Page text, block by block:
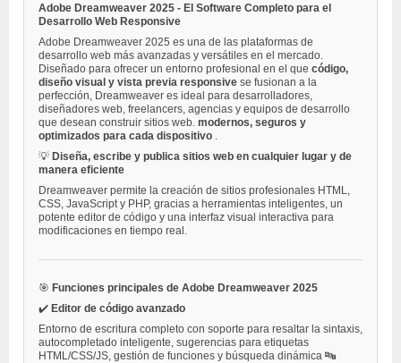
Adobe Dreamweaver 2025 - El Software Completo para el
Desarrollo Web Responsive
Adobe Dreamweaver 2025 es una de las plataformas de
desarrollo web más avanzadas y versátiles en el mercado.
Diseñado para ofrecer un entorno profesional en el que código,
diseño visual y vista previa responsive se fusionan a la
perfección, Dreamweaver es ideal para desarrolladores,
diseñadores web, freelancers, agencias y equipos de desarrollo
que desean construir sitios web. modernos, seguros y
optimizados para cada dispositivo
💡 Diseña, escribe y publica sitios web en cualquier lugar y de
manera eficiente
Dreamweaver permite la creación de sitios profesionales HTML,
CSS, JavaScript y PHP, gracias a herramientas inteligentes, un
potente editor de código y una interfaz visual interactiva para
modificaciones en tiempo real.
🎯 Funciones principales de Adobe Dreamweaver 2025
✔️ Editor de código avanzado
Entorno de escritura completo con soporte para resaltar la sintaxis,
autocompletado inteligente, sugerencias para etiquetas
HTML/CSS/JS, gestión de funciones y búsqueda dinámica 🔤